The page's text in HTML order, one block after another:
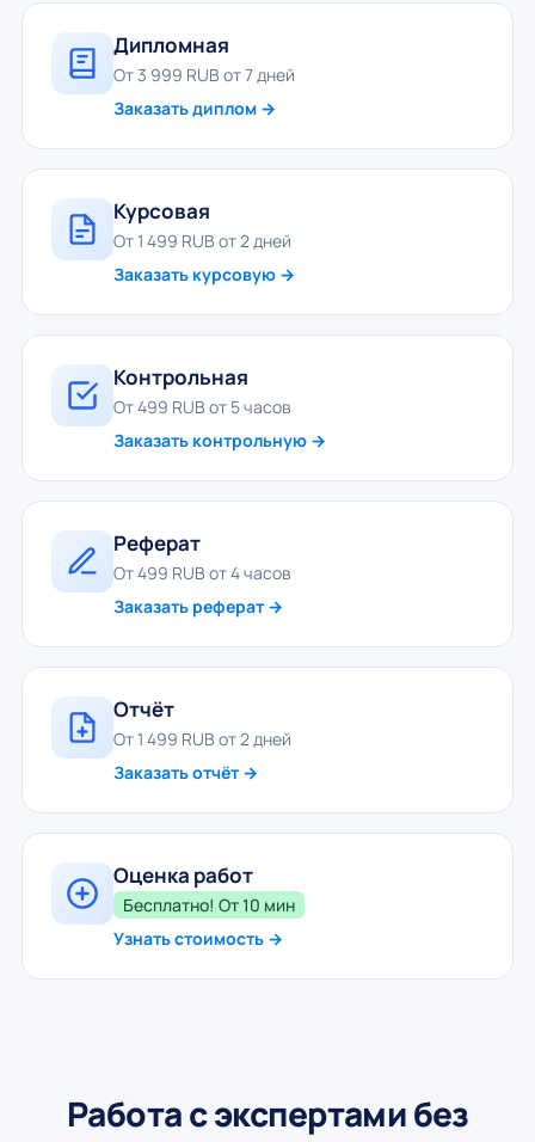
Дипломная
От 3 999 RUB от 7 дней
Заказать диплом →
Курсовая
От 1 499 RUB от 2 дней
Заказать курсовую →
Контрольная
От 499 RUB от 5 часов
Заказать контрольную →
Реферат
От 499 RUB от 4 часов
Заказать реферат →
Отчёт
От 1 499 RUB от 2 дней
Заказать отчёт →
Оценка работ
Бесплатно! От 10 мин
Узнать стоимость →
Работа с экспертами без